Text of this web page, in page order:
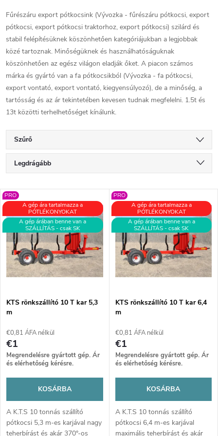
Fűrészáru export pótkocsink (Vývozka - fűrészáru pótkocsi, export
pótkocsi, export pótkocsi traktorhoz, export pótkocsi) szilárd és
stabil felépítésüknek köszönhetően kategóriájukban a legjobbak
közé tartoznak. Minőségüknek és használhatóságuknak
köszönhetően az egész világon eladják őket. A piacon számos
márka és gyártó van a fa pótkocsikból (Vývozka - fa pótkocsi,
export vontató, export vontató, kiegyensúlyozó), de a minőség, a
tartósság és az ár tekintetében kevesen tudnak megfelelni. 1.5t és
13t közötti terhelhetőséget kínálunk.
Szűrő
T
e
r
m
é
k
e
k
r
e
n
Legdrágább
Legnépszerűbb termékek
ABC szerint
T
e
r
m
é
k
e
k
l
i
PRO
A gép ára tartalmazza a
PÓTLÉKONYOKAT
A gép árában benne van a
SZÁLLÍTÁS - csak SK
KTS rönkszállító 10 T kar 5,3
m
€0,81 ÁFA nélkül
€1
Megrendelésre gyártott gép. Ár
és elérhetőség kérésre.
KOSÁRBA
A K.T.S 10 tonnás szállító
pótkocsi 5,3 m-es karjával nagy
teherbírást és akár 370°-os
PRO
A gép ára tartalmazza a
PÓTLÉKONYOKAT
A gép árában benne van a
SZÁLLÍTÁS - csak SK
KTS rönkszállító 10 T kar 6,4
m
€0,81 ÁFA nélkül
€1
Megrendelésre gyártott gép. Ár
és elérhetőség kérésre.
KOSÁRBA
A K.T.S 10 tonnás szállító
pótkocsi 6,4 m-es karjával
maximális teherbírást és akár